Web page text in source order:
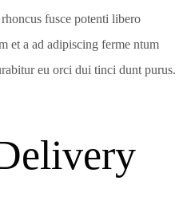
fusce potenti libero
et a ad adipiscing ferme ntum
eu orci dui tinci dunt purus.